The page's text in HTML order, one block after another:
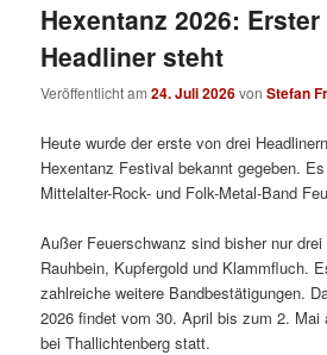
Hexentanz 2026: Erster
Headliner steht
Veröffentlicht am24. Juli 2026vonStefan
Heute wurde der erste von drei
Hexentanz Festival bekannt gegeben.
Mittelalter-Rock- und Folk-Metal-Band
Außer Feuerschwanz sind bisher nur
Rauhbein, Kupfergold und Klammfluch.
zahlreiche weitere Bandbestätigungen.
2026 findet vom 30. April bis zum 2. Mai
bei Thallichtenberg statt.